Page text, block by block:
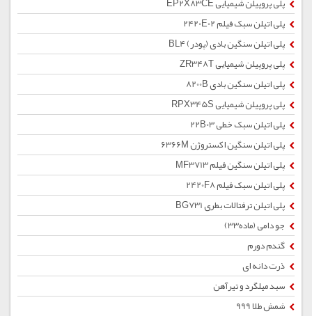
پلی اتیلن سبک فیلم 2420E02
پلی اتیلن سنگین بادی (پودر) BL4
پلی پروپیلن شیمیایی ZR348T
پلی اتیلن سنگین بادی 8200B
پلی پروپیلن شیمیایی RPX345S
پلی اتیلن سبک خطی 22B03
پلی اتیلن سنگین اکستروژن 6366M
پلی اتیلن سنگین فیلم MF3713
پلی اتیلن سبک فیلم 2420F8
پلی اتیلن ترفتالات بطری BG731
جو دامی (ماده33)
گندم دورم
ذرت دانه ای
سبد میلگرد و تیرآهن
شمش طلا 999